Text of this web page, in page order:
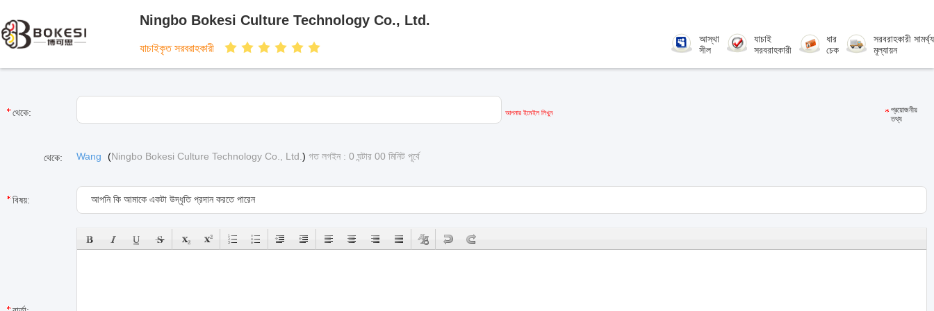
Ningbo Bokesi Culture Technology Co., Ltd.
যাচাইকৃত সরবরাহকারী
আস্থা
সীল
যাচাই
সরবরাহকারী
ধার
চেক
সরবরাহকারী সামর্থ্য
মূল্যায়ন
থেকে: আপনার ইমেইল লিখুন
প্রয়োজনীয়
তথ্য
থেকে: Wang (Ningbo Bokesi Culture Technology Co., Ltd. ) গত লগইন : 0 ঘন্টার 00 মিনিট পূর্বে
বিষয়: